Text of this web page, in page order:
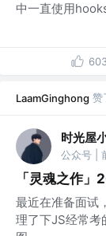
中一直使用
LaamGinghong 赞
时光屋
「灵魂之作
最近在准备面试
理了下JS经常考